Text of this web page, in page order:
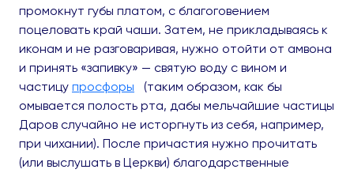
промокнут губы платом, с благоговением
поцеловать край чаши. Затем, не прикладываясь к
иконам и не разговаривая, нужно отойти от амвона
и принять «запивку» — святую воду с вином и
частицу просфоры (таким образом, как бы
омывается полость рта, дабы мельчайшие частицы
Даров случайно не исторгнуть из себя, например,
при чихании). После причастия нужно прочитать
(или выслушать в Церкви) благодарственные